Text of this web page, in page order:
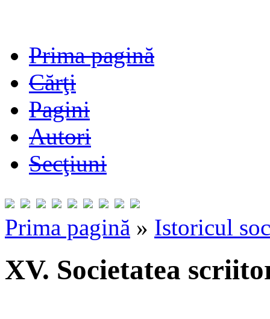
Prima pagină
Cărţi
Pagini
Autori
Secţiuni
Prima pagină » Istoricul
XV. Societatea